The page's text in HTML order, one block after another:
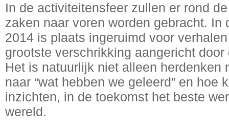
In de activiteitensfeer zullen er rond
zaken naar voren worden gebracht.
2014 is plaats ingeruimd voor
grootste verschrikking aangericht door
Het is natuurlijk niet alleen herdenken
naar “wat hebben we geleerd” en hoe
inzichten, in de toekomst het beste
wereld.